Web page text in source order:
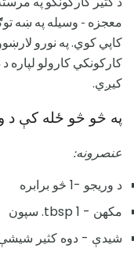
معجزه - وسیله په ښه
کاپي کوي. په نورو
کارکونکي کارولو لپاره
کیږي.
په څو څو ځله کې
عنصرونه:
د وريجو -1 څو برابره
مکھن - 1 tbsp. سپون
شیدې - دوه کثیر